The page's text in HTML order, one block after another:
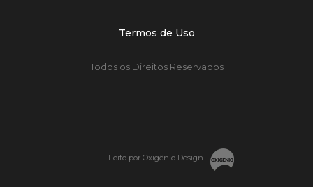
Termos de Uso
Todos os Direitos Reservados
Feito por Oxigênio Design